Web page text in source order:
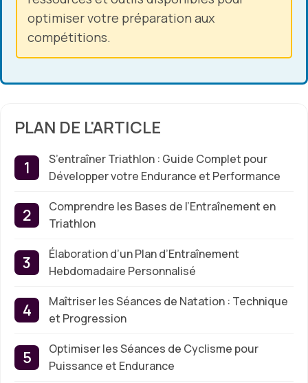
optimiser votre préparation aux
compétitions.
PLAN DE L'ARTICLE
S’entraîner Triathlon : Guide Complet pour
Développer votre Endurance et Performance
Comprendre les Bases de l’Entraînement en
Triathlon
Élaboration d’un Plan d’Entraînement
Hebdomadaire Personnalisé
Maîtriser les Séances de Natation : Technique
et Progression
Optimiser les Séances de Cyclisme pour
Puissance et Endurance